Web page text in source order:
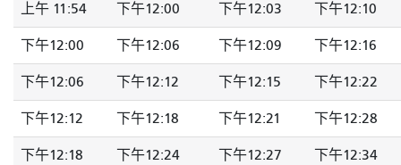
上午 11:54 下午12:00 下午12:03 下午12:10
下午12:00 下午12:06 下午12:09 下午12:16
下午12:06 下午12:12 下午12:15 下午12:22
下午12:12 下午12:18 下午12:21 下午12:28
下午12:18 下午12:24 下午12:27 下午12:34